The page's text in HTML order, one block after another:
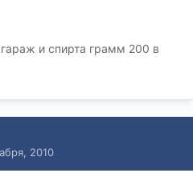
и спирта грамм 200 в
2010